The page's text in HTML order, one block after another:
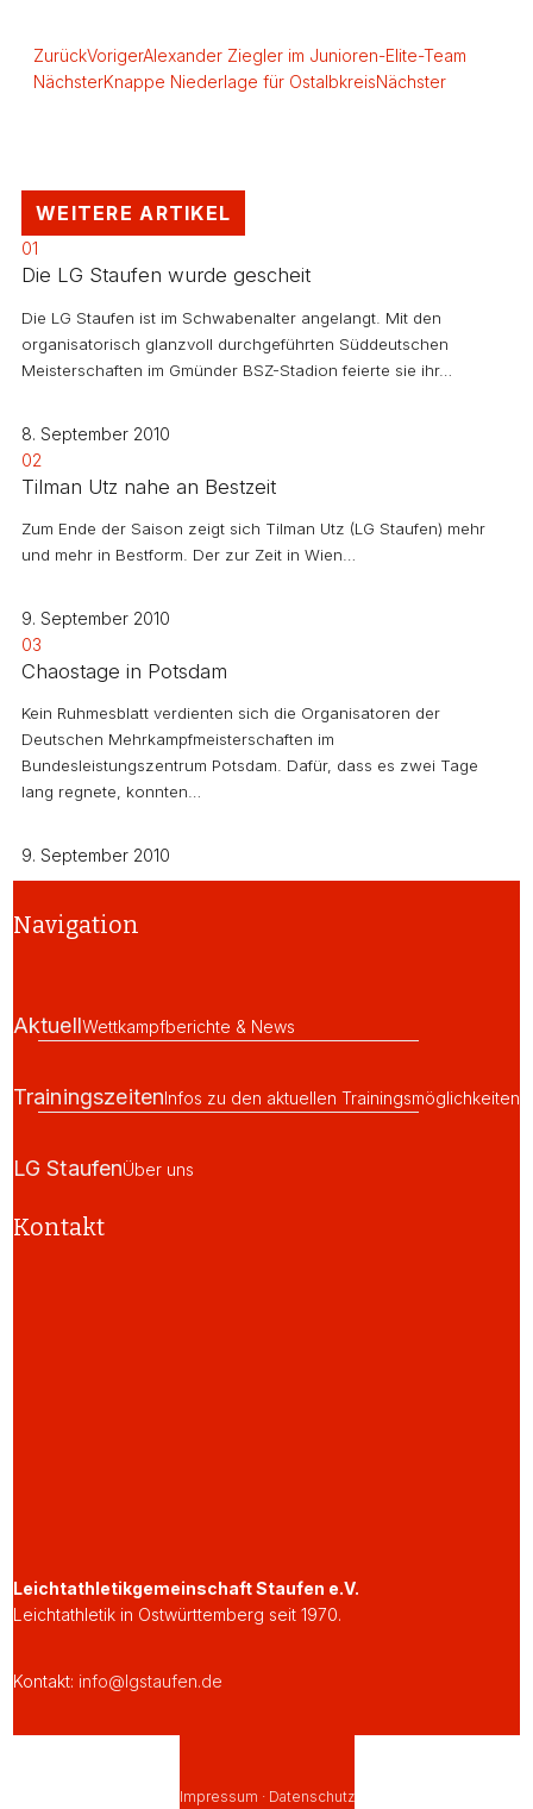
ZurückVorigerAlexander Ziegler im Junioren-Elite-Team
NächsterKnappe Niederlage für OstalbkreisNächster
WEITERE ARTIKEL
01
Die LG Staufen wurde gescheit
Die LG Staufen ist im Schwabenalter angelangt. Mit den
organisatorisch glanzvoll durchgeführten Süddeutschen
Meisterschaften im Gmünder BSZ-Stadion feierte sie ihr…
8. September 2010
02
Tilman Utz nahe an Bestzeit
Zum Ende der Saison zeigt sich Tilman Utz (LG Staufen) mehr
und mehr in Bestform. Der zur Zeit in Wien…
9. September 2010
03
Chaostage in Potsdam
Kein Ruhmesblatt verdienten sich die Organisatoren der
Deutschen Mehrkampfmeisterschaften im
Bundesleistungszentrum Potsdam. Dafür, dass es zwei Tage
lang regnete, konnten…
9. September 2010
Navigation
AktuellWettkampfberichte & News
TrainingszeitenInfos zu den aktuellen Trainingsmöglichkeiten
LG StaufenÜber uns
Kontakt
Leichtathletikgemeinschaft Staufen e.V.
Leichtathletik in Ostwürttemberg seit 1970.
Kontakt: info@lgstaufen.de
Impressum · Datenschutz